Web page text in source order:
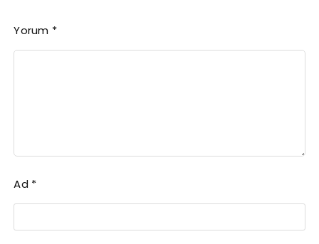
Yorum *
Ad *